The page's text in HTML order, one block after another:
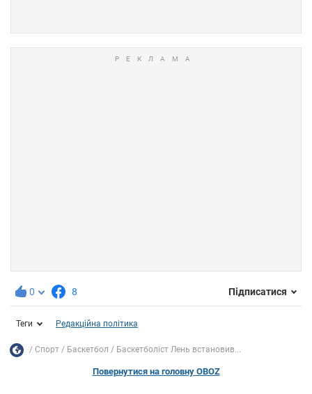
0 8 Підписатися
Теги Редакційна політика
Спорт Баскетбол Баскетболіст Лень встановив...
Повернутися на головну OBOZ